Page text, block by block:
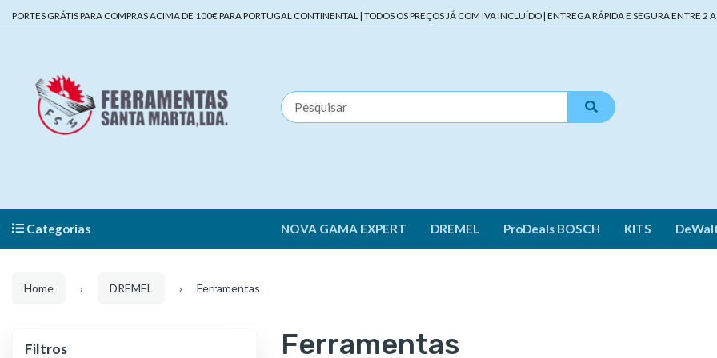
PORTES GRÁTIS PARA COMPRAS ACIMA DE 100€ PARA PORTUGAL CONTINENTAL | TODOS OS PREÇOS JÁ COM IVA INCLUÍDO | ENTREGA RÁPIDA E SEGURA ENTRE 2
NOVA GAMA EXPERT DREMEL ProDeals BOSCH KITS
Categorias
Home DREMEL Ferramentas
Filtros Ferramentas